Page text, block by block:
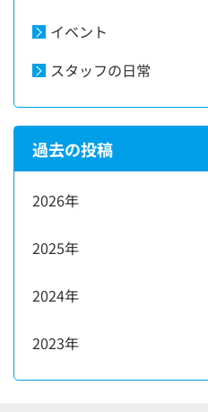
イベント
スタッフの日常
過去の投稿
2026年
2025年
2024年
2023年